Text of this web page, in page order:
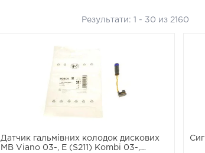
Результати: 1 - 30 из 2160
Датчик гальмівних колодок дискових
MB Viano 03-, E (S211) Kombi 03-,